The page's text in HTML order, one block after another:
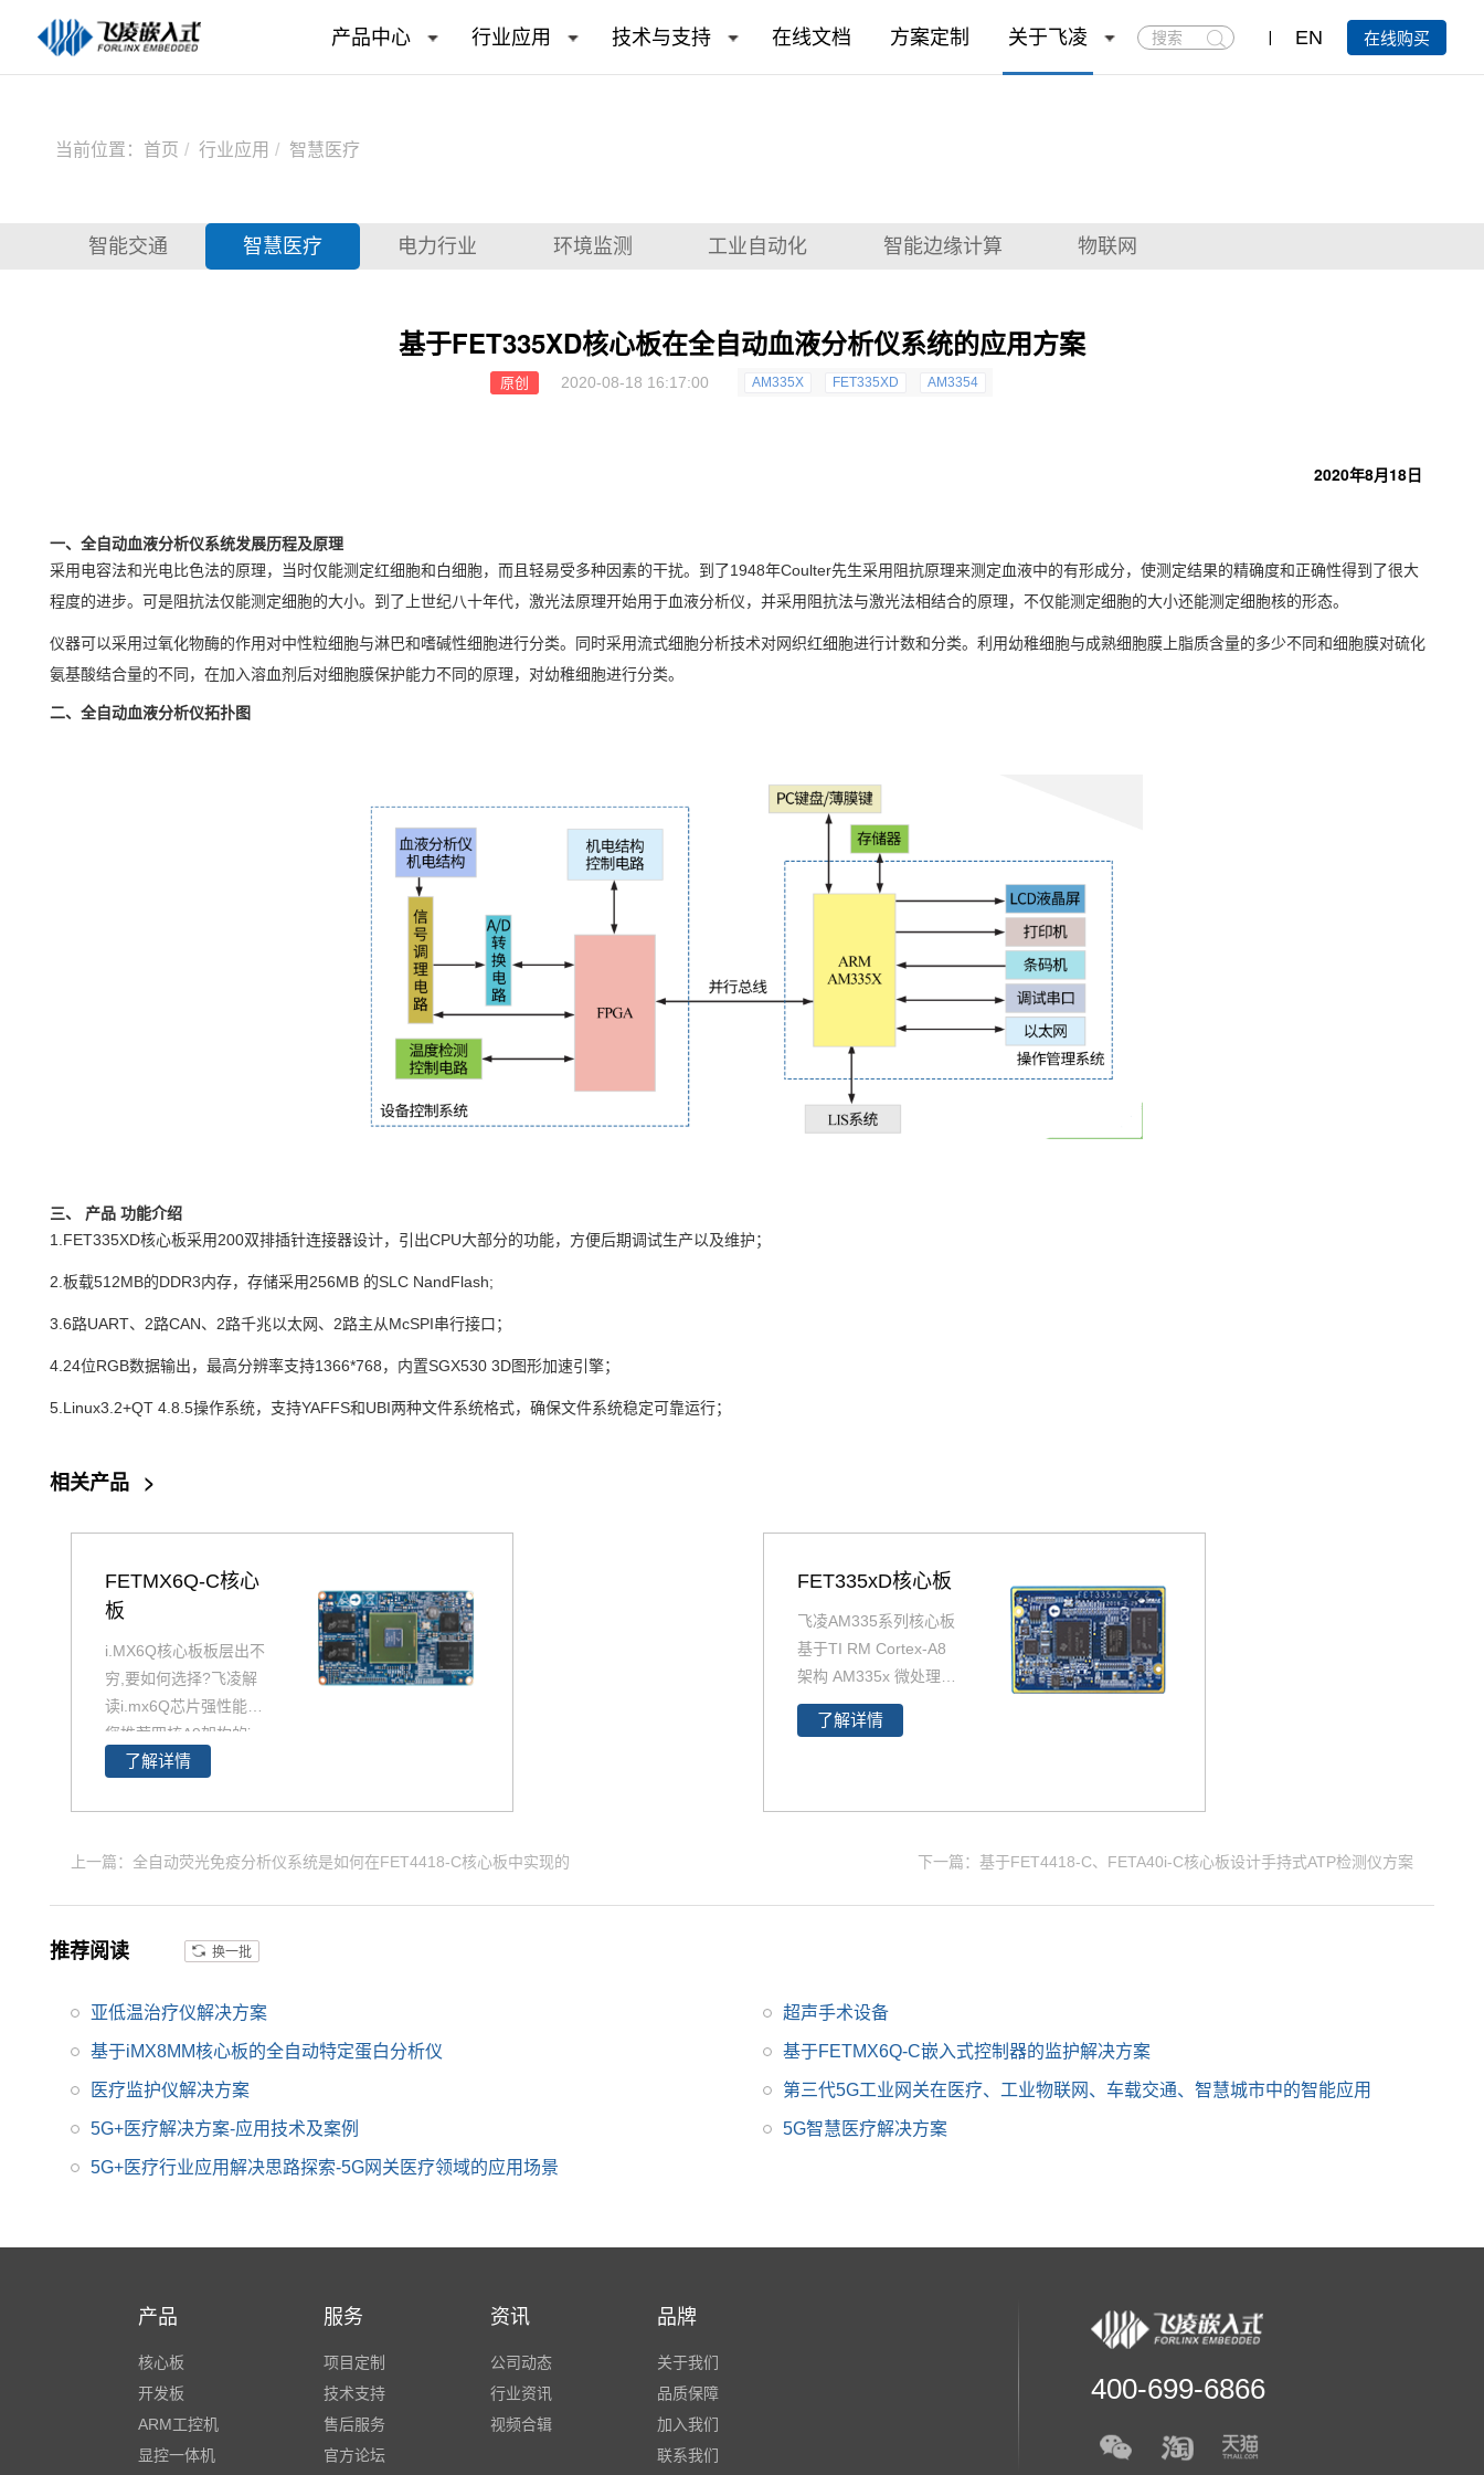
产品中心 行业应用 技术与支持 在线文档 方案定制 关于飞凌
搜
索
EN 在线购买
当前位置： 首页 行业应用 智慧医疗
智能交通 智慧医疗 电力行业 环境监测 工业自动化 智能边缘计算 物联网
基于FET335XD核心板在全自动血液分析仪系统的应用方案
原创 2020-08-18 16:17:00 AM335X FET335XD AM3354
2020年8月18日
一、全自动血液分析仪系统发展历程及原理
采用电容法和光电比色法的原理，当时仅能测定红细胞和白细胞，而且轻易受多种因素的干扰。到了1948年Coulter先生采用阻抗原理来测定血液中的有形成分，使测定结果的精确度和正确性得到了很大
程度的进步。可是阻抗法仅能测定细胞的大小。到了上世纪八十年代，激光法原理开始用于血液分析仪，并采用阻抗法与激光法相结合的原理，不仅能测定细胞的大小还能测定细胞核的形态。
仪器可以采用过氧化物酶的作用对中性粒细胞与淋巴和嗜碱性细胞进行分类。同时采用流式细胞分析技术对网织红细胞进行计数和分类。利用幼稚细胞与成熟细胞膜上脂质含量的多少不同和细胞膜对硫化
氨基酸结合量的不同，在加入溶血剂后对细胞膜保护能力不同的原理，对幼稚细胞进行分类。
二、全自动血液分析仪拓扑图
三、 产品 功能介绍
1. FET335XD核心板采用200双排插针连接器设计，引出CPU大部分的功能，方便后期调试生产以及维护；
2.板载512MB的DDR3内存，存储采用256MB 的SLC NandFlash;
3.6路UART、 2路CAN、 2路千兆以太网、 2路主从McSPI串行接口；
4.24位RGB数据输出，最高分辨率支持1366*768，内置SGX530 3D图形加速引擎；
5.Linux3.2+QT 4.8.5操作系统，支持YAFFS和UBI两种文件系统格式，确保文件系统稳定可靠运行；
相关产品 >
FETMX6Q-C核心
板
i.MX6Q核心板板层出不
穷,要如何选择?飞凌解
读i.mx6Q芯片强性能为
您推荐四核A9架构的i.
MX6Q产品精选，包含i
Q 核心板、iMX6Q工业
i.MX6Q核心板基于NXP
处理器设计，核心板小
薄款连接器，让设计随
了解详情
FET335xD核心板
飞凌AM335系列核心板
基于TI RM Cortex-A8
架构 AM335x 微处理器
设计,AM335x核心板整
板尺寸47*71mm；AM3
x核心板引脚丰富，引
生支持6路UART；AM3
服
了解详情
上一篇：全自动荧光免疫分析仪系统是如何在FET4418-C核心板中实现的 下一篇：基于FET4418-C、FETA40i-C核心板设计手持式ATP检测仪方案
推荐阅读 换一批
亚低温治疗仪解决方案 超声手术设备
基于iMX8MM核心板的全自动特定蛋白分析仪 基于FETMX6Q-C嵌入式控制器的监护解决方案
医疗监护仪解决方案 第三代5G工业网关在医疗、工业物联网、车载交通、智慧城市中的智能应用
5G+医疗解决方案-应用技术及案例 5G智慧医疗解决方案
5G+医疗行业应用解决思路探索-5G网关医疗领域的应用场景
产品
核心板
开发板
ARM工控机
显控一体机
服务
项目定制
技术支持
售后服务
官方论坛
资讯
公司动态
行业资讯
视频合辑
品牌
关于我们
品质保障
加入我们
联系我们
400-699-6866